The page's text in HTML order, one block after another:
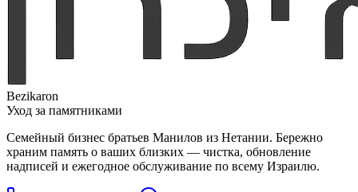
Bezikaron
Уход за памятниками
Семейный бизнес братьев Манилов из Нетании. Бережно
храним память о ваших близких — чистка, обновление
надписей и ежегодное обслуживание по всему Израилю.